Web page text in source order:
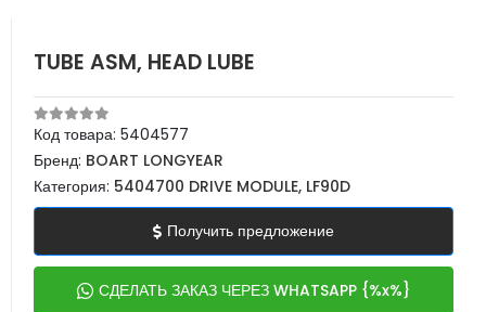
TUBE ASM, HEAD LUBE
Код товара: 5404577
Бренд: BOART LONGYEAR
Категория: 5404700 DRIVE MODULE, LF90D
Получить предложение
СДЕЛАТЬ ЗАКАЗ ЧЕРЕЗ WHATSAPP {%x%}